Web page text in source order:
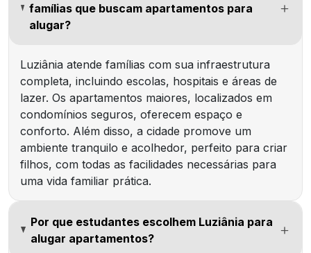
famílias que buscam apartamentos para
alugar?
Luziânia atende famílias com sua infraestrutura
completa, incluindo escolas, hospitais e áreas de
lazer. Os apartamentos maiores, localizados em
condomínios seguros, oferecem espaço e
conforto. Além disso, a cidade promove um
ambiente tranquilo e acolhedor, perfeito para criar
filhos, com todas as facilidades necessárias para
uma vida familiar prática.
Por que estudantes escolhem Luziânia para
alugar apartamentos?